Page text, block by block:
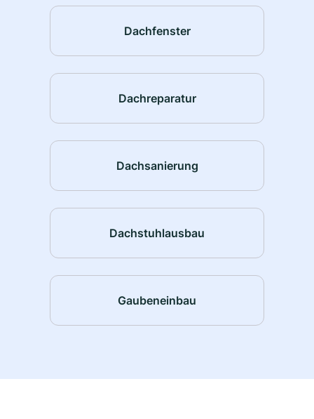
Dachfenster
Dachreparatur
Dachsanierung
Dachstuhlausbau
Gaubeneinbau